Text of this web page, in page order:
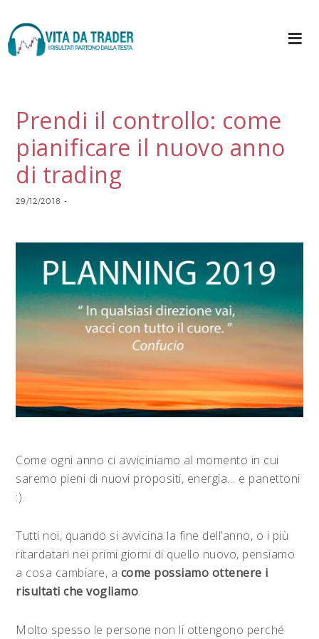
Prendi il controllo: come
pianificare il nuovo anno
di trading
29/12/2018 -
Come ogni anno ci avviciniamo al momento in cui
saremo pieni di nuovi propositi, energia… e panettoni
:).
Tutti noi, quando si avvicina la fine dell’anno, o i più
ritardatari nei primi giorni di quello nuovo, pensiamo
a cosa cambiare, a come possiamo ottenere i
risultati che vogliamo.
Molto spesso le persone non li ottengono perché